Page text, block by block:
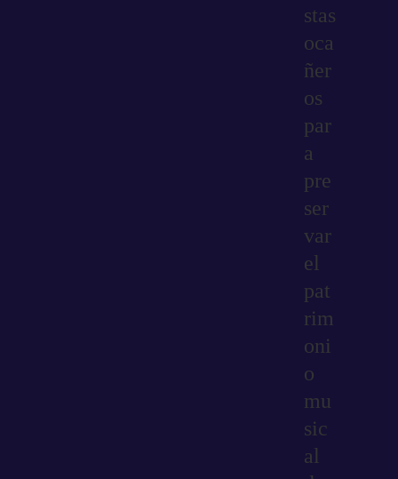
stas
oca
ñer
os
par
a
pre
ser
var
el
pat
rim
oni
o
mu
sic
al